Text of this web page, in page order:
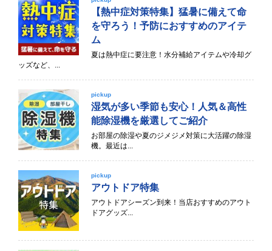
【熱中症対策特集】猛暑に備えて命
を守ろう！予防におすすめのアイテ
ム
夏は熱中症に要注意！水分補給アイテムや冷却グ
ッズなど、...
pickup
湿気が多い季節も安心！人気＆高性
能除湿機を厳選してご紹介
お部屋の除湿や夏のジメジメ対策に大活躍の除湿
機。最近は...
pickup
アウトドア特集
アウトドアシーズン到来！当店おすすめのアウト
ドアグッズ...